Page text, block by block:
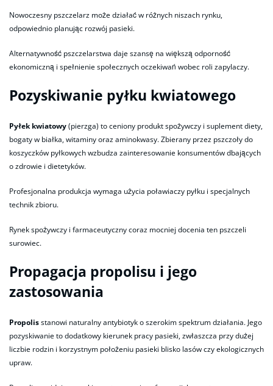
Nowoczesny pszczelarz może działać w różnych niszach rynku,
odpowiednio planując rozwój pasieki.
Alternatywność pszczelarstwa daje szansę na większą odporność
ekonomiczną i spełnienie społecznych oczekiwań wobec roli zapylaczy.
Pozyskiwanie pyłku kwiatowego
Pyłek kwiatowy(pierzga) to ceniony produkt spożywczy i suplement diety,
bogaty w białka, witaminy oraz aminokwasy. Zbierany przez pszczoły do
koszyczków pyłkowych wzbudza zainteresowanie konsumentów dbających
o zdrowie i dietetyków.
Profesjonalna produkcja wymaga użycia poławiaczy pyłku i specjalnych
technik zbioru.
Rynek spożywczy i farmaceutyczny coraz mocniej docenia ten pszczeli
surowiec.
Propagacja propolisu i jego
zastosowania
Propolisstanowi naturalny antybiotyk o szerokim spektrum działania. Jego
pozyskiwanie to dodatkowy kierunek pracy pasieki, zwłaszcza przy dużej
liczbie rodzin i korzystnym położeniu pasieki blisko lasów czy ekologicznych
upraw.